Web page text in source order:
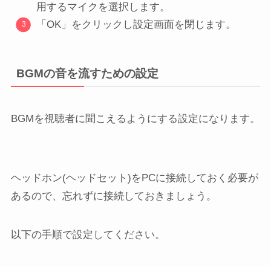
用するマイクを選択します。
「OK」をクリックし設定画面を閉じます。
BGMの音を流すための設定
BGMを視聴者に聞こえるようにする設定になります。
ヘッドホン(ヘッドセット)をPCに接続しておく必要が
あるので、忘れずに接続しておきましょう。
以下の手順で設定してください。